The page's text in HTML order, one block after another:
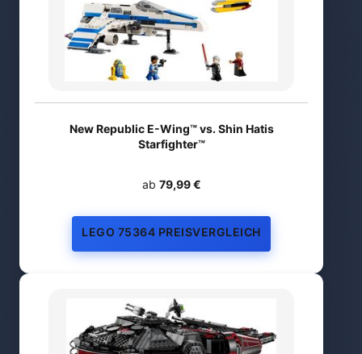
New Republic E-Wing™ vs. Shin Hatis
Starfighter™
ab 79,99 €
LEGO 75364 PREISVERGLEICH